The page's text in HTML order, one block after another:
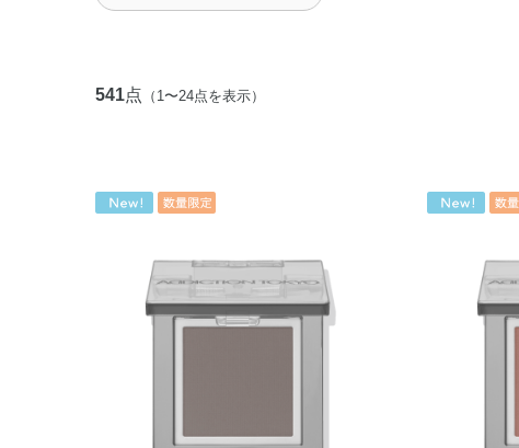
541点 （1〜24点を表示）